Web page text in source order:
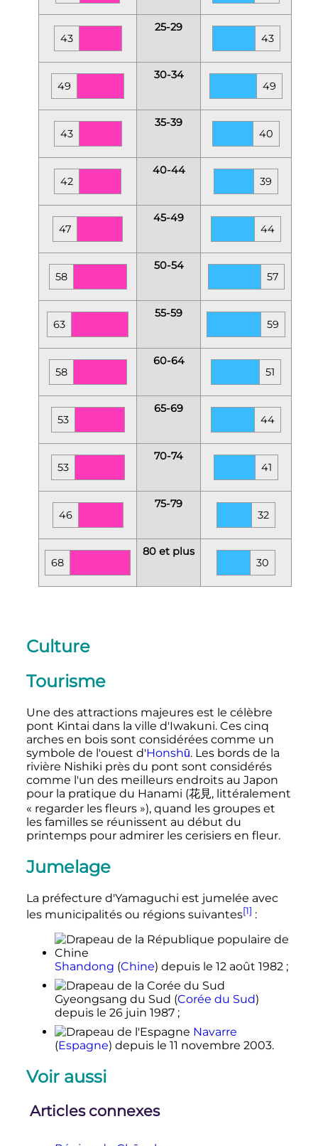
43
25-29
43
49
30-34
49
43
35-39
40
42
40-44
39
47
45-49
44
58
50-54
57
63
55-59
59
58
60-64
51
53
65-69
44
53
70-74
41
46
75-79
32
68
80 et plus
30
Culture
Tourisme
Une des attractions majeures est le célèbre
pont Kintai dans la ville d'Iwakuni. Ces cinq
arches en bois sont considérées comme un
symbole de l'ouest d'Honshū. Les bords de la
rivière Nishiki près du pont sont considérés
comme l'un des meilleurs endroits au Japon
pour la pratique du Hanami (花見, littéralement
« regarder les fleurs »), quand les groupes et
les familles se réunissent au début du
printemps pour admirer les cerisiers en fleur.
Jumelage
La préfecture d'Yamaguchi est jumelée avec
les municipalités ou régions suivantes[1] :
Shandong (Chine) depuis le 12 août 1982 ;
Gyeongsang du Sud (Corée du Sud)
depuis le 26 juin 1987 ;
Navarre
(Espagne) depuis le 11 novembre 2003.
Voir aussi
Articles connexes